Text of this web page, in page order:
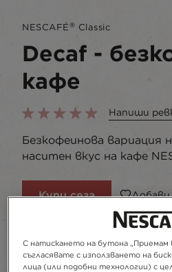
NESCAFÉ® Classic​
Decaf -
кафе
Напиши
Безкофеинова вариация
наситен вкус на кафе
Купи сега
стъклен буркан 95g
С натискането на бутона „Приемам
съгласявате с използването на
лица (или подобни технологии) с